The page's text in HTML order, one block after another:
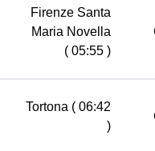
Firenze Santa
Maria Novella
( 05:55 )
Tortona ( 06:42
)